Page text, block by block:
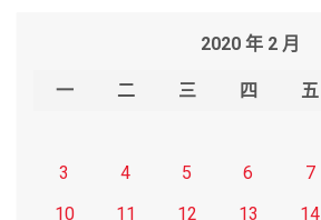
2020 年 2 月
一 二 三 四 五
3
4 5 6 7
10
11 12 13 14